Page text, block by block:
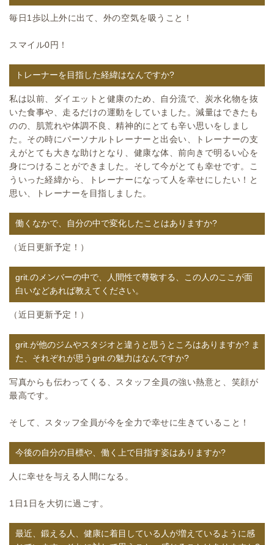
毎日1歩以上外に出て、外の空気を吸うこと！
スマイル0円！
トレーナーを目指した経緯はなんですか?
私は以前、ダイエットと健康のため、自分流で、炭水化物を抜
いた食事や、走るだけの運動をしていました。減量はできたも
のの、肌荒れや体調不良、精神的にとても辛い思いをしまし
た。その時にパーソナルトレーナーと出会い、トレーナーの支
えがとても大きな助けとなり、健康な体、前向きで明るい心を
身につけることができました。そして今がとても幸せです。こ
ういった経緯から、トレーナーになって人を幸せにしたい！と
思い、トレーナーを目指しました。
働くなかで、自分の中で変化したことはありますか?
（近日更新予定！）
grit.のメンバーの中で、人間性で尊敬する、この人のここが面
白いなどあれば教えてください。
（近日更新予定！）
grit.が他のジムやスタジオと違うと思うところはありますか? ま
た、それぞれが思うgrit.の魅力はなんですか?
写真からも伝わってくる、スタッフ全員の強い熱意と、笑顔が
最高です。
そして、スタッフ全員が今を全力で幸せに生きていること！
今後の自分の目標や、働く上で目指す姿はありますか?
人に幸せを与える人間になる。
1日1日を大切に過ごす。
最近、鍛える人、健康に着目している人が増えているように感